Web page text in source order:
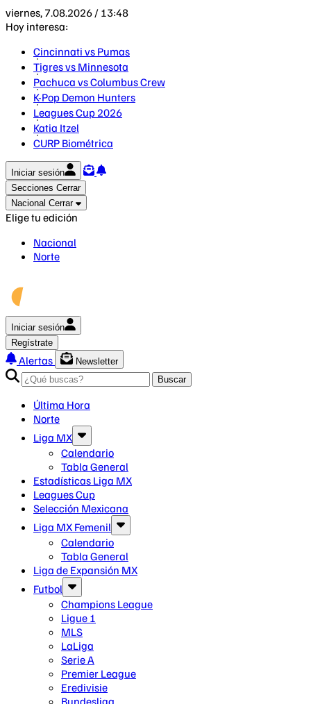
viernes, 7.08.2026 / 13:48
Hoy interesa:
Cincinnati vs Pumas
Tigres vs Minnesota
Pachuca vs Columbus Crew
K-Pop Demon Hunters
Leagues Cup 2026
Katia Itzel
CURP Biométrica
Iniciar sesión
Secciones Cerrar
Nacional Cerrar
Elige tu edición
Nacional
Norte
Iniciar sesión
Regístrate
Alertas
Newsletter
Buscar
Última Hora
Norte
Liga MX
Calendario
Tabla General
Estadísticas Liga MX
Leagues Cup
Selección Mexicana
Liga MX Femenil
Calendario
Tabla General
Liga de Expansión MX
Futbol
Champions League
Ligue 1
MLS
LaLiga
Serie A
Premier League
Eredivisie
Bundesliga